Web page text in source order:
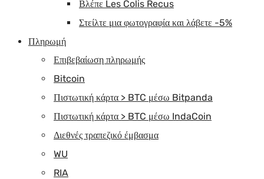
Βλέπε Les Colis Recus
Στείλτε μια φωτογραφία και λάβετε -5%
Πληρωμή
Επιβεβαίωση πληρωμής
Bitcoin
Πιστωτική κάρτα > BTC μέσω Bitpanda
Πιστωτική κάρτα > BTC μέσω IndaCoin
Διεθνές τραπεζικό έμβασμα
WU
RIA